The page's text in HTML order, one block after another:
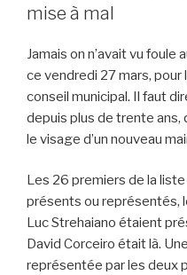
mise à mal
Jamais on n’avait vu foule
ce vendredi 27 mars, pour
conseil municipal. Il faut
depuis plus de trente ans,
le visage d’un nouveau
Les 26 premiers de la
présents ou représentés,
Luc Strehaiano étaient
David Corceiro était là.
représentée par les deux